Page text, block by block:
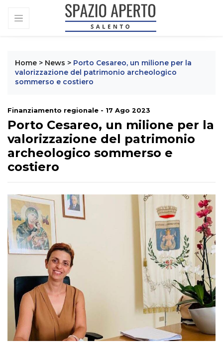
Home > News > Porto Cesareo, un milione per la
valorizzazione del patrimonio archeologico
sommerso e costiero
Finanziamento regionale - 17 Ago 2023
Porto Cesareo, un milione per la
valorizzazione del patrimonio
archeologico sommerso e
costiero